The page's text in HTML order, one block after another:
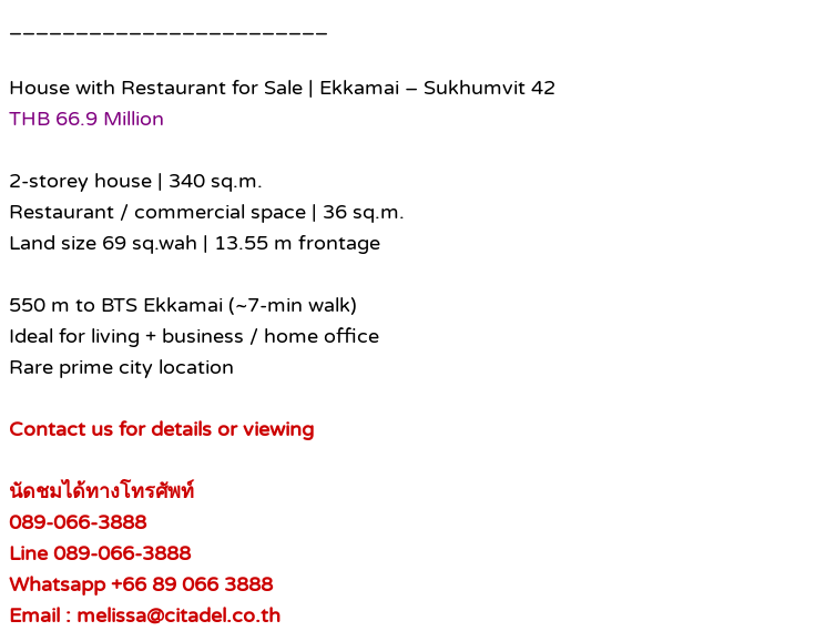
House with Restaurant for Sale | Ekkamai – Sukhumvit 42
THB 66.9 Million
2-storey house | 340 sq.m.
Restaurant / commercial space | 36 sq.m.
Land size 69 sq.wah | 13.55 m frontage
550 m to BTS Ekkamai (~7-min walk)
Ideal for living + business / home office
Rare prime city location
Contact us for details or viewing
นัดชมได้ทางโทรศัพท์
089-066-3888
Line 089-066-3888
Whatsapp +66 89 066 3888
Email : melissa@citadel.co.th